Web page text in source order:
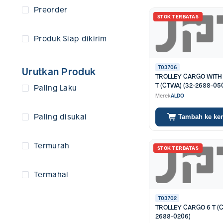
Preorder
Produk Siap dikirim
Urutkan Produk
Paling Laku
Paling disukai
Termurah
Termahal
hingga kebutuhan
Pilihan
Sebagai suplier alat
untuk kebutuhan
Dapatkan
Toko JPT merupakan
untuk penggunaan
STOK TERBATAS
T03706
TROLLEY CARGO
T (CTWA) (32-2688-
MerekALDO
Tambah ke
STOK TERBATAS
T03702
TROLLEY CARGO 6 T
2688-0206)